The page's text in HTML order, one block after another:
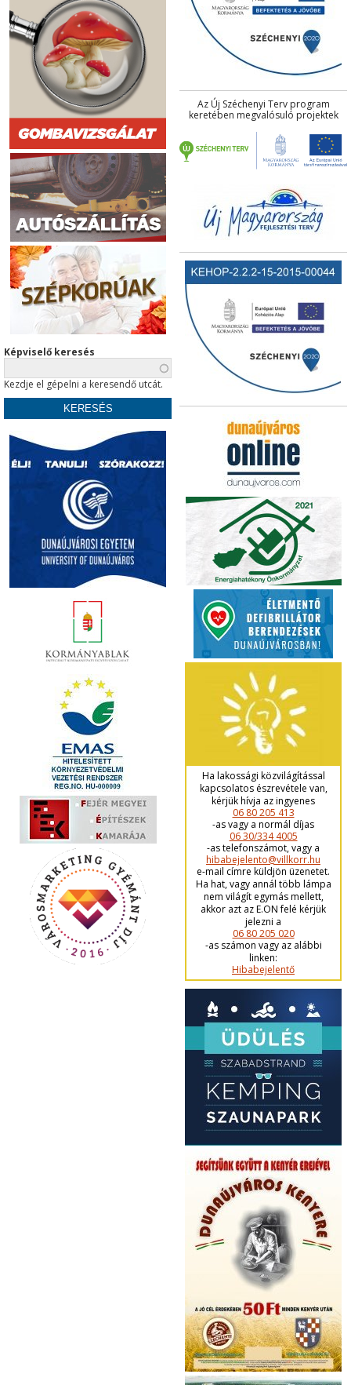
Képviselő keresés
Kezdje el gépelni a keresendő utcát.
Az Új Széchenyi Terv program
keretében megvalósuló projektek
Ha lakossági közvilágítással
kapcsolatos észrevétele van,
kérjük hívja az ingyenes
06 80 205 413
-as vagy a normál díjas
06 30/334 4005
-as telefonszámot, vagy a
hibabejelento@villkorr.hu
e-mail címre küldjön üzenetet.
Ha hat, vagy annál több lámpa
nem világít egymás mellett,
akkor azt az E.ON felé kérjük
jelezni a
06 80 205 020
-as számon vagy az alábbi
linken:
Hibabejelentő